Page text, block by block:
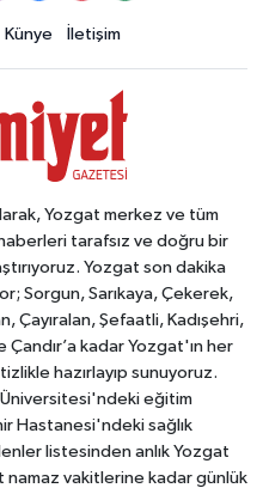
Künye İletişim
Yozgat merkez ve tüm
tarafsız ve doğru bir
Yozgat son dakika
Sorgun, Sarıkaya, Çekerek,
Çayıralan, Şefaatli, Kadışehri,
Çandır’a kadar Yozgat'ın her
hazırlayıp sunuyoruz.
eğitim
Hastanesi'ndeki sağlık
listesinden anlık Yozgat
namaz vakitlerine kadar günlük